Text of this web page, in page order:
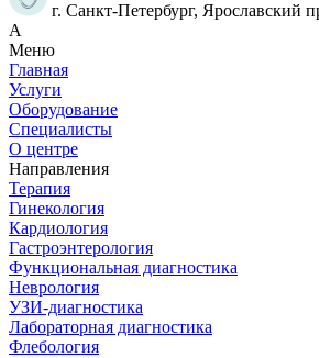
г. Санкт-Петербург, Ярославский
А
Меню
Главная
Услуги
Оборудование
Специалисты
О центре
Направления
Терапия
Гинекология
Кардиология
Гастроэнтерология
Функциональная диагностика
Неврология
УЗИ-диагностика
Лабораторная диагностика
Флебология